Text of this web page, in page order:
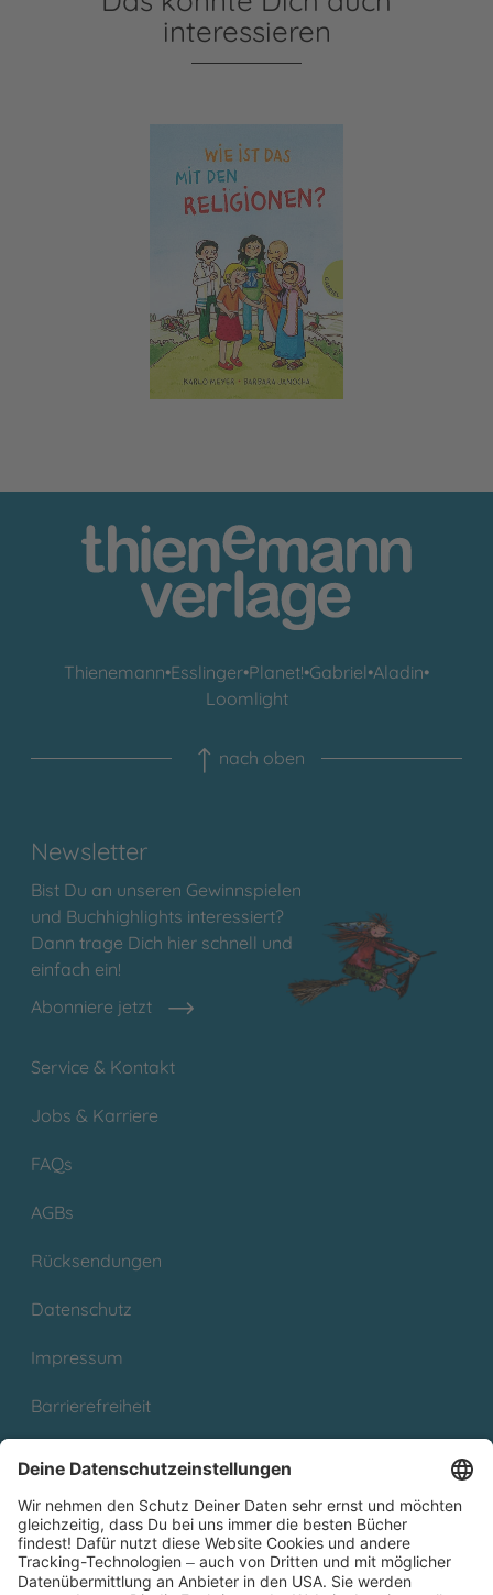
interessieren
Wie ist das mit den Religionen?
Thienemann•Esslinger•Planet!•Gabriel•Aladin•
Loomlight
nach oben
Newsletter
Bist Du an unseren Gewinnspielen
und Buchhighlights interessiert?
Dann trage Dich hier schnell und
einfach ein!
Abonniere jetzt
Service & Kontakt
Jobs & Karriere
FAQs
AGBs
Rücksendungen
Datenschutz
Impressum
Barrierefreiheit
Partnerprogramm (Affiliate)
Folge uns auf